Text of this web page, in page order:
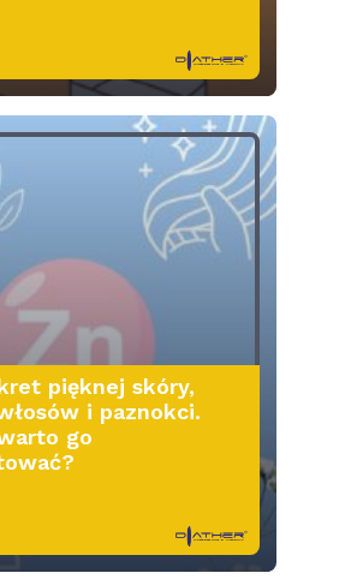
pięknej skóry,
i paznokci.
go